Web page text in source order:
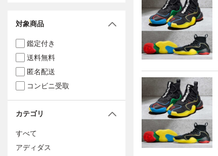
対象商品
鑑定付き
送料無料
匿名配送
コンビニ受取
カテゴリ
すべて
アディダス